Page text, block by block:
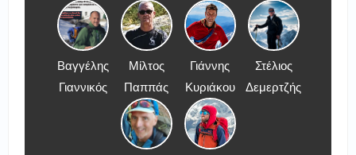
Βαγγέλης
Γιαννικός
Μίλτος
Παππάς
Γιάννης
Κυριάκου
Στέλιος
Δεμερτζής